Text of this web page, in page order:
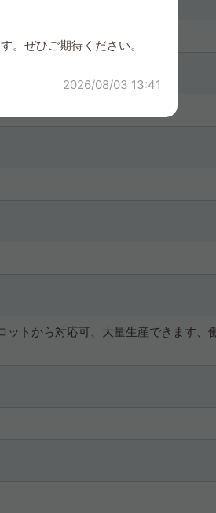
ットから対応可、大量生産できます、
。ぜひご期待ください。
2026/08/03 13:41